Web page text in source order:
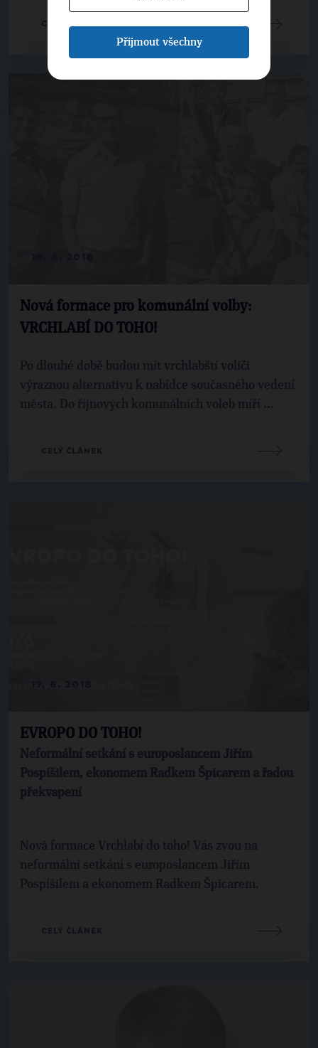
CELÝ ČLÁNEK
Nová formace pro komunální volby:
VRCHLABÍ DO TOHO!
Po dlouhé době budou mít vrchlabští voliči
výraznou alternativu k nabídce současného vedení
města. Do říjnových komunálních voleb míří ...
CELÝ ČLÁNEK
EVROPO DO TOHO!
Neformální setkání s europoslancem Jiřím
Pospíšilem, ekonomem Radkem Špicarem a řadou
překvapení
Nová formace Vrchlabí do toho! Vás zvou na
neformální setkání s europoslancem Jiřím
Pospíšilem a ekonomem Radkem Špicarem.
CELÝ ČLÁNEK
Přijmout všechny